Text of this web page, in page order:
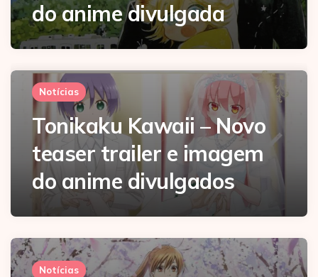
do anime divulgada
Notícias
Tonikaku Kawaii – Novo
teaser trailer e imagem
do anime divulgados
Notícias